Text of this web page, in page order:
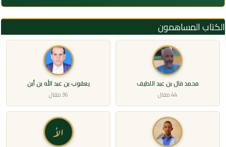
الكتاب المساهمون
محمد فال بن عبد اللطيف
44 مقال
يعقوب بن عبد الله بن أبن
36 مقال
الأ